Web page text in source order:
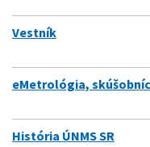
Vestník
eMetrológia,
História ÚNMS SR